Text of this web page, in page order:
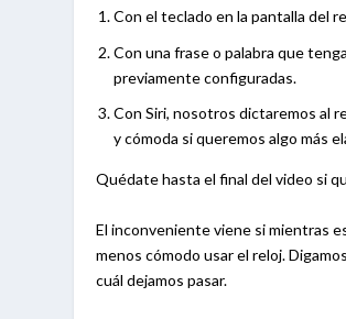
Con el teclado en la pantalla del
Con una frase o palabra que
previamente configuradas.
Con Siri, nosotros dictaremos al
y cómoda si queremos algo más
Quédate hasta el final del video si
El inconveniente viene si mientras
menos cómodo usar el reloj.
cuál dejamos pasar.